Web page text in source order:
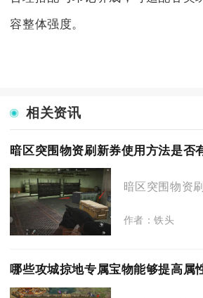
容整体强度。
相关资讯
暗区突围物资刷新券使用方法是否
暗区突围物资
作者：铁头
哪些攻城掠地专属宝物能够提高属